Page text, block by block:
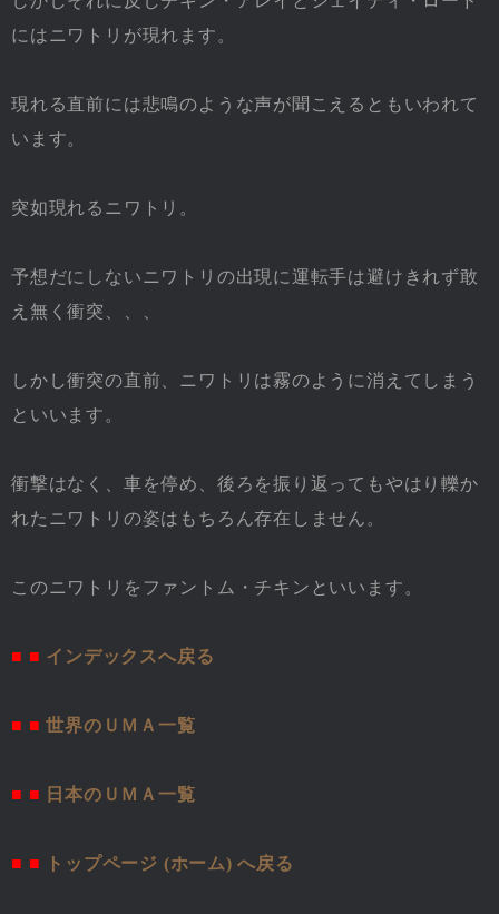
にはニワトリが現れます。
現れる直前には悲鳴のような声が聞こえるともいわれて
います。
突如現れるニワトリ。
予想だにしないニワトリの出現に運転手は避けきれず敢
え無く衝突、、、
しかし衝突の直前、ニワトリは霧のように消えてしまう
といいます。
衝撃はなく、車を停め、後ろを振り返ってもやはり轢か
れたニワトリの姿はもちろん存在しません。
このニワトリをファントム・チキンといいます。
■ ■ インデックスへ戻る
■ ■ 世界のＵＭＡ一覧
■ ■ 日本のＵＭＡ一覧
■ ■ トップページ (ホーム) へ戻る